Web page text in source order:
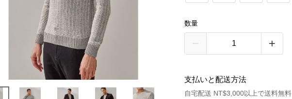
数量
支払いと配送方法
自宅配送 NT$3,000以上で送料無料